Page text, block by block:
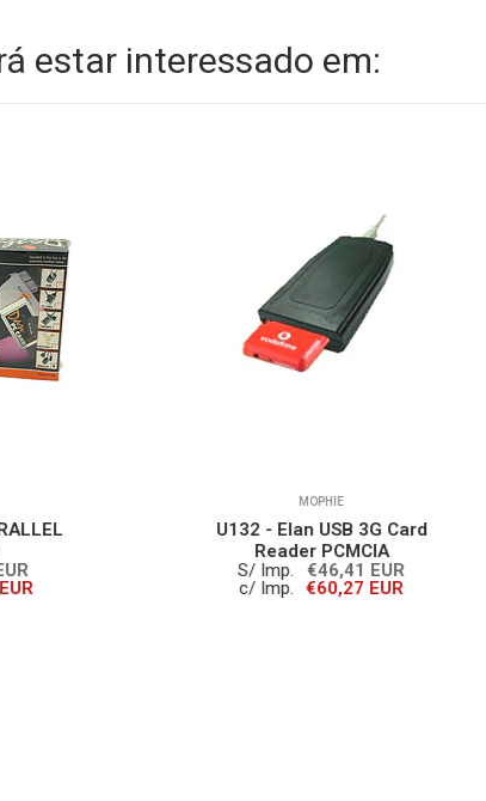
estar interessado em:
MOPHIE
U132 - Elan USB 3G Card
Reader PCMCIA
S/ Imp. €46,41 EUR
c/ Imp. €60,27 EUR